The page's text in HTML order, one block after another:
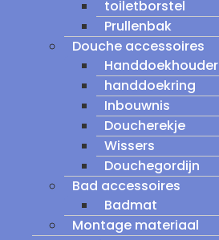
toiletborstel
Prullenbak
Douche accessoires
Handdoekhouder
handdoekring
Inbouwnis
Doucherekje
Wissers
Douchegordijn
Bad accessoires
Badmat
Montage materiaal